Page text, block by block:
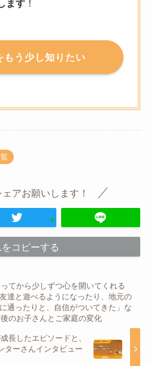
ます ！
う少し知りたい
アお願いします！
コピーする
ってから少しずつ心を開いてくれる
達と遊べるようになったり、地元の
通ったりと、自信がついてきた」な
のお子さんとご家庭の変化
長したエピソードと、
ターさんインタビュー